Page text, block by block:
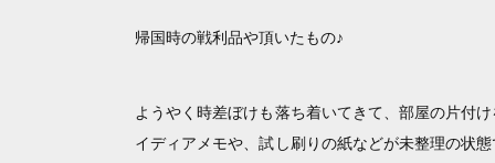
帰国時の戦利品や頂いたもの♪
ようやく時差ぼけも落ち着いてきて、部屋の片付
イディアメモや、試し刷りの紙などが未整理の状